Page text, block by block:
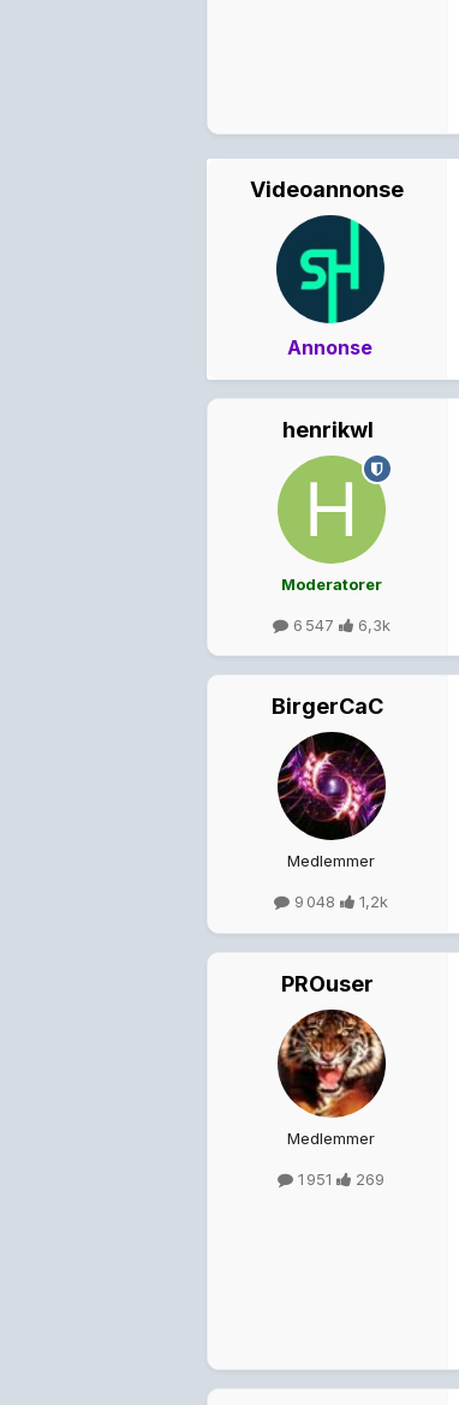
Videoannonse
Annonse
henrikwl
Moderatorer
6 547 6,3k
BirgerCaC
Medlemmer
9 048 1,2k
PROuser
Medlemmer
1 951 269